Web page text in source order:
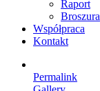
Raport
Broszura
Współpraca
Kontakt
Permalink